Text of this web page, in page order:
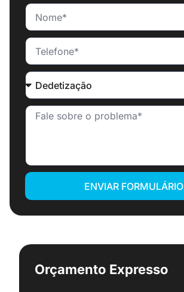
ENVIAR FORMULÁRIO
Orçamento Expresso